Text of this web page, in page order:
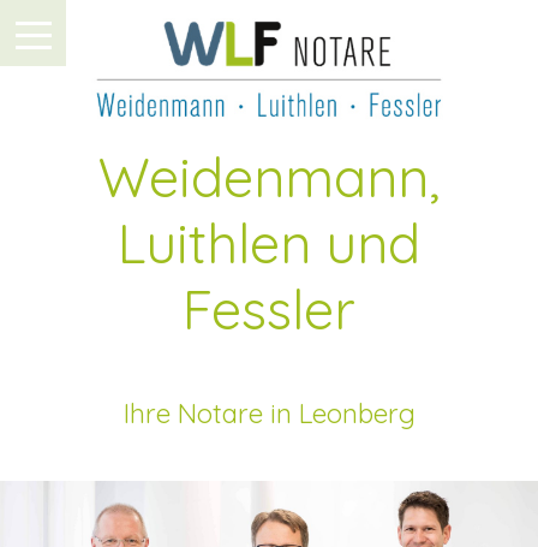
Weidenmann,
Luithlen und
Fessler
Ihre Notare in Leonberg